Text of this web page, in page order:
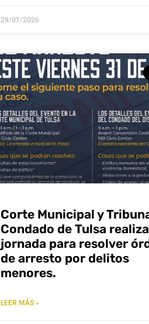
29/07/2026
Corte Municipal y
Condado de Tulsa
jornada para resolver
de arresto por delitos
menores.
LEER MÁS »